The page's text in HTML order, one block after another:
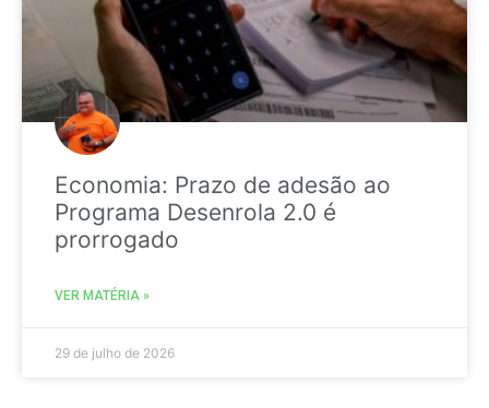
Economia: Prazo de adesão ao
Programa Desenrola 2.0 é
prorrogado
VER MATÉRIA »
29 de julho de 2026